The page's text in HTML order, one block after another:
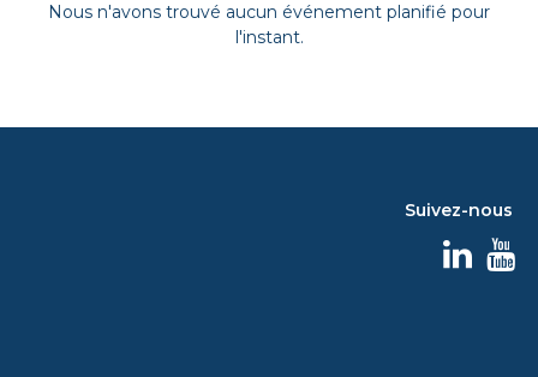
Nous n'avons trouvé aucun événement planifié pour
l'instant.
Suivez-nous